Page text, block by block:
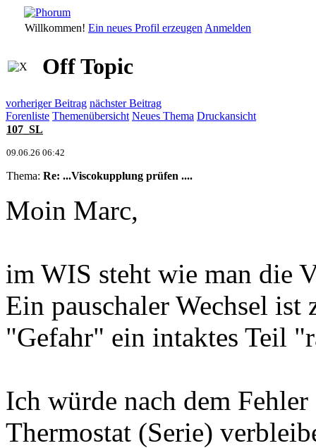
Willkommen! Ein neues Profil erzeugen Anmelden
Off Topic
vorheriger Beitrag nächster Beitrag
Forenliste Themenübersicht Neues Thema Druckansicht
107_SL
09.06.26 06:42
Thema: Re: ...Viscokupplung prüfen ....
Moin Marc,
im WIS steht wie man die
Ein pauschaler Wechsel ist
"Gefahr" ein intaktes Teil
Ich würde nach dem
Thermostat (Serie)